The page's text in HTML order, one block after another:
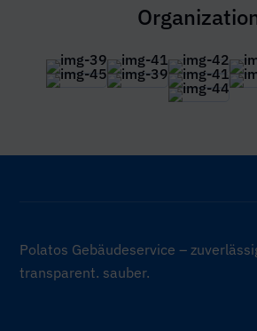
Polatos Gebäudeservice –
transparent. sauber.